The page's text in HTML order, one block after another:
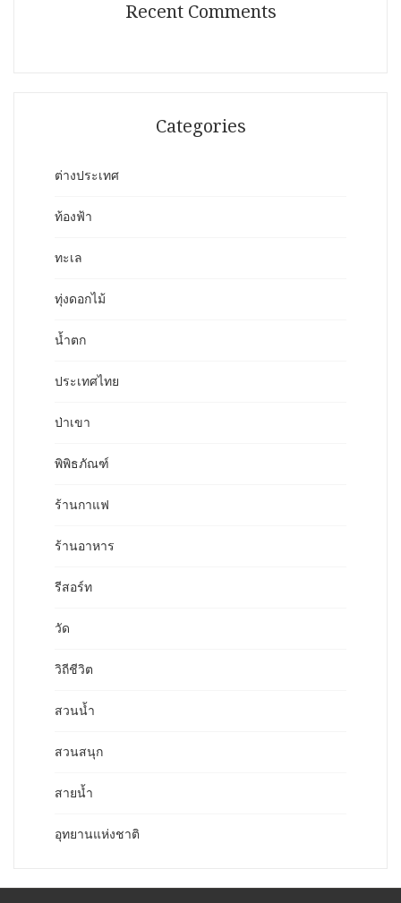
Recent Comments
Categories
ต่างประเทศ
ท้องฟ้า
ทะเล
ทุ่งดอกไม้
น้ำตก
ประเทศไทย
ป่าเขา
พิพิธภัณฑ์
ร้านกาแฟ
ร้านอาหาร
รีสอร์ท
วัด
วิถีชีวิต
สวนน้ำ
สวนสนุก
สายน้ำ
อุทยานแห่งชาติ